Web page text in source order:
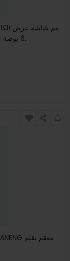
6 بوصة جزء فراكشن / مم / بوصة عالي الدقة.